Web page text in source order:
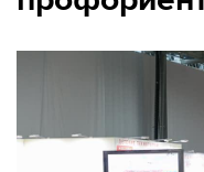
АРЕНДА
КОНФЕРЕНЦ-
НОВОСТИ
ЗАЛЫ
О
КАЛИБРЕ